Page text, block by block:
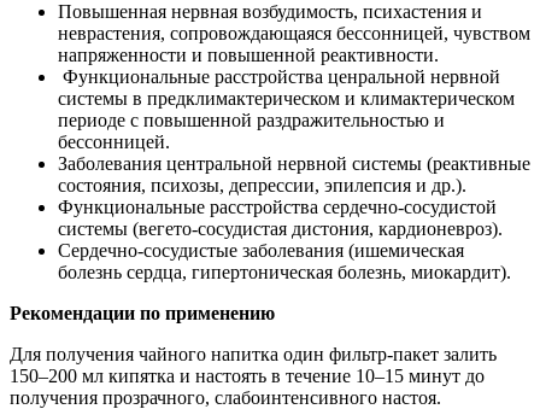
Повышенная нервная возбудимость, психастения и
неврастения, сопровождающаяся бессонницей, чувством
напряженности и повышенной реактивности.
Функциональные расстройства ценральной нервной
системы в предклимактерическом и климактерическом
периоде с повышенной раздражительностью и
бессонницей.
Заболевания центральной нервной системы (реактивные
состояния, психозы, депрессии, эпилепсия и др.).
Функциональные расстройства сердечно-сосудистой
системы (вегето-сосудистая дистония, кардионевроз).
Сердечно-сосудистые заболевания (ишемическая
болезнь сердца, гипертоническая болезнь, миокардит).
Рекомендации по применению
Для получения чайного напитка один фильтр-пакет залить
150–200 мл кипятка и настоять в течение 10–15 минут до
получения прозрачного, слабоинтенсивного настоя.